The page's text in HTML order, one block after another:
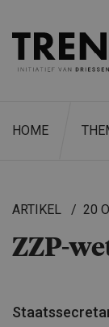
HOME
ARTIKEL 20
ZZP-